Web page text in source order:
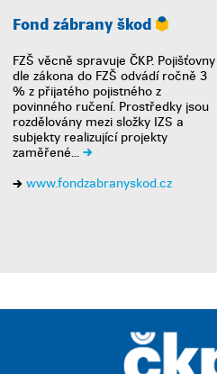
Fond zábrany škod
FZŠ věcně spravuje ČKP. Pojišťovny
dle zákona do FZŠ odvádí ročně 3
% z přijatého pojistného z
povinného ručení. Prostředky jsou
rozdělovány mezi složky IZS a
subjekty realizující projekty
zaměřené...
www.fondzabranyskod.cz